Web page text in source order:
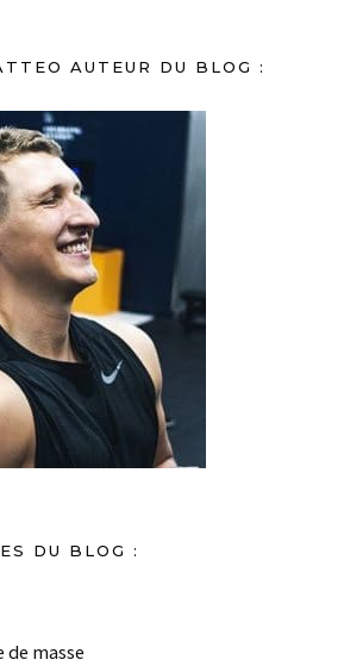
AUTEUR DU BLOG :
DU BLOG :
masse